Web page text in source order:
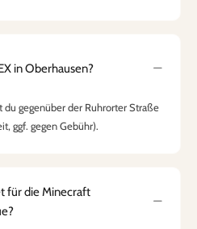
in Oberhausen?
du gegenüber der Ruhrorter Straße
ggf. gegen Gebühr).
für die Minecraft